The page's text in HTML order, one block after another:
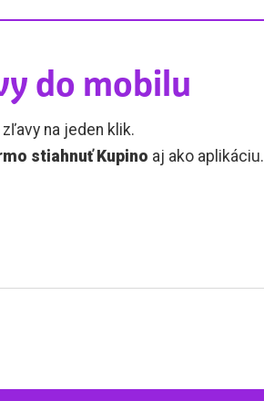
do mobilu
na jeden klik.
stiahnuť Kupino aj ako aplikáciu.